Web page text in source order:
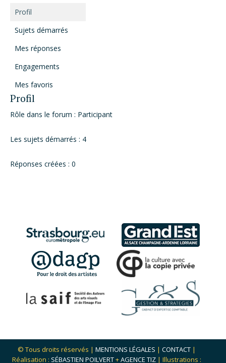
Profil
Sujets démarrés
Mes réponses
Engagements
Mes favoris
Profil
Rôle dans le forum : Participant
Les sujets démarrés : 4
Réponses créées : 0
© Tous droits réservés | MENTIONS LÉGALES | CONTACT |
Réalisation : SÉBASTIEN POILVERT+AGENCE TIZ | Illustrations :